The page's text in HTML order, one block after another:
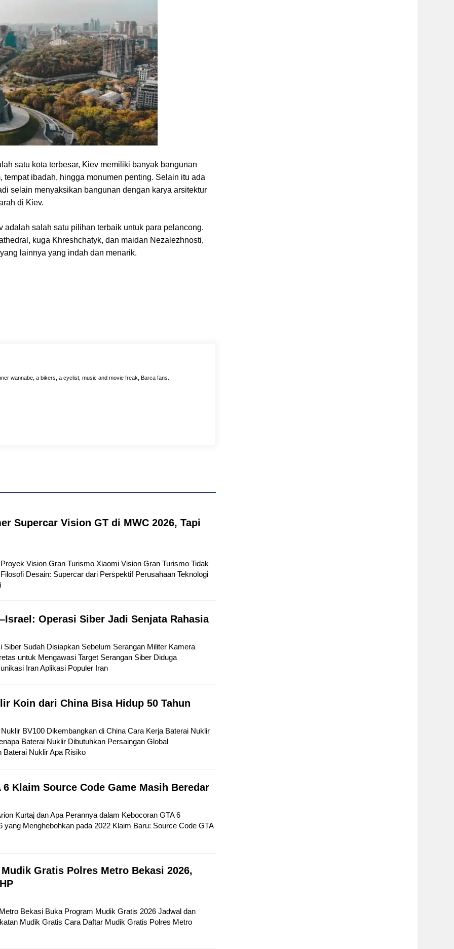
satu kota terbesar, Kiev memiliki banyak bangunan
ibadah, hingga monumen penting. Selain itu ada
selain menyaksikan bangunan dengan karya arsitektur
di Kiev.
adalah salah satu pilihan terbaik untuk para pelancong.
kuga Khreshchatyk, dan maidan Nezalezhnosti,
lainnya yang indah dan menarik.
wannabe, a bikers, a cyclist, music and movie freak, Barca fans.
Supercar Vision GT di MWC 2026, Tapi
Vision Gran Turismo Xiaomi Vision Gran Turismo Tidak
Desain: Supercar dari Perspektif Perusahaan Teknologi
Operasi Siber Jadi Senjata Rahasia
Siber Sudah Disiapkan Sebelum Serangan Militer Kamera
untuk Mengawasi Target Serangan Siber Diduga
Iran Aplikasi Populer Iran
Koin dari China Bisa Hidup 50 Tahun
BV100 Dikembangkan di China Cara Kerja Baterai Nuklir
Baterai Nuklir Dibutuhkan Persaingan Global
Baterai Nuklir Apa Risiko
6 Klaim Source Code Game Masih Beredar
Kurtaj dan Apa Perannya dalam Kebocoran GTA 6
yang Menghebohkan pada 2022 Klaim Baru: Source Code GTA
Gratis Polres Metro Bekasi 2026,
Bekasi Buka Program Mudik Gratis 2026 Jadwal dan
Mudik Gratis Cara Daftar Mudik Gratis Polres Metro